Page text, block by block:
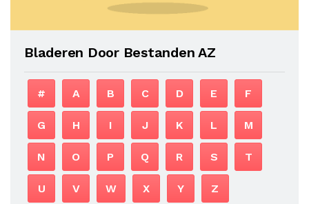
Bladeren Door Bestanden AZ
# A B C D E F
G H I J K L M
N O P Q R S T
U V W X Y Z